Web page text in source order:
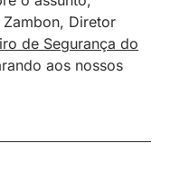
Diretor
de Segurança do
aos nossos